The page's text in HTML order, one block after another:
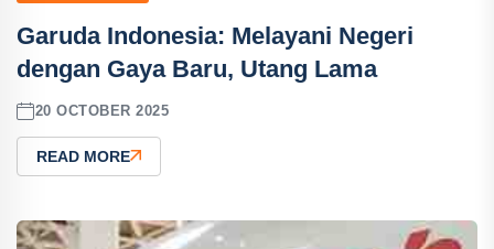
Garuda Indonesia: Melayani Negeri
dengan Gaya Baru, Utang Lama
20 OCTOBER 2025
READ MORE